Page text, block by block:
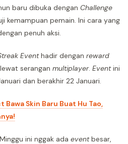
baru dibuka dengan Challenge
kemampuan pemain. Ini cara yang
penuh aksi.
Eventhadir dengan reward
serangan multiplayer. Eventini
dan berakhir 22 Januari.
Bawa Skin Baru Buat Hu Tao,
Minggu ini nggak ada eventbesar,